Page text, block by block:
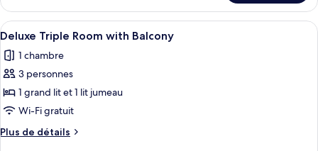
Deluxe
Room
Afficher
toutes
les
photos
pour
ce
type
de
Une chambre à coucher avec un lit,
9
Deluxe Triple Room with Balcony
1 chambre
3 personnes
1 grand lit et 1 lit jumeau
Wi-Fi gratuit
Plus de détails
Plus